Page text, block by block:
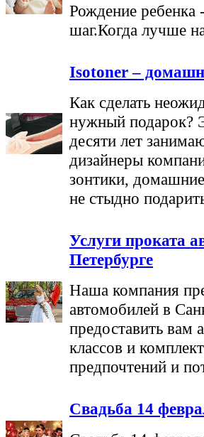
Рождение ребенка
шаг.Когда лучше
Isotoner –
Как сделать
нужный подарок?
десяти лет
дизайнеры
зонтики,
не стыдно
Услуги проката
Петербурге
Наша компания
автомобилей в
предоставить вам
классов и
предпочтений и
Свадьба 14